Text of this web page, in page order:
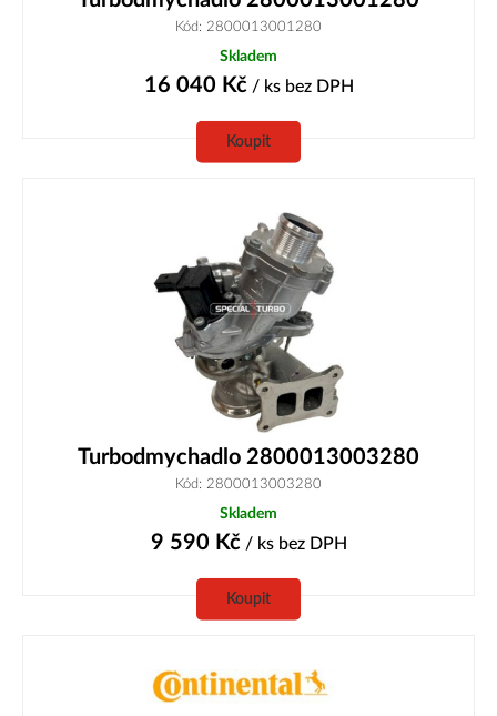
Kód: 2800013001280
Skladem
16 040 Kč/ ks bez DPH
Koupit
Turbodmychadlo 2800013003280
Kód: 2800013003280
Skladem
9 590 Kč/ ks bez DPH
Koupit